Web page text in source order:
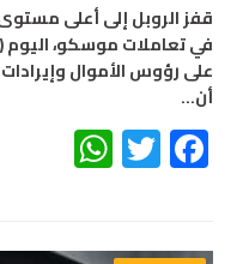
قفز الروبل إلى أعلى
في تعاملات موسكو، اليوم
على رؤوس الأموال
أن…
Facebook
Twitter